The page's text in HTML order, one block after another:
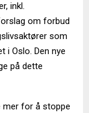
inkl.
om forbud
som
i Oslo. Den nye
på dette
mer for å stoppe